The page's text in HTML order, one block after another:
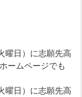
曜日）に志願先高
ームページでも
曜日）に志願先高